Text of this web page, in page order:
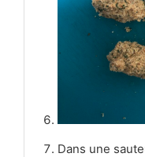
Dans une